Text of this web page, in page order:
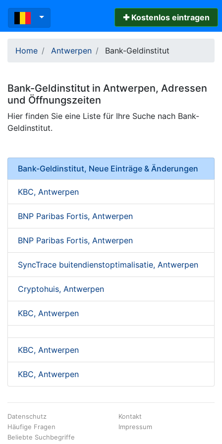
✚ Kostenlos eintragen
Home Antwerpen Bank-Geldinstitut
Bank-Geldinstitut in Antwerpen, Adressen
und Öffnungszeiten
Hier finden Sie eine Liste für Ihre Suche nach Bank-
Geldinstitut.
Bank-Geldinstitut, Neue Einträge & Änderungen
KBC, Antwerpen
BNP Paribas Fortis, Antwerpen
BNP Paribas Fortis, Antwerpen
SyncTrace buitendienstoptimalisatie, Antwerpen
Cryptohuis, Antwerpen
KBC, Antwerpen
KBC, Antwerpen
KBC, Antwerpen
Datenschutz
Häufige Fragen
Beliebte Suchbegriffe
Kontakt
Impressum